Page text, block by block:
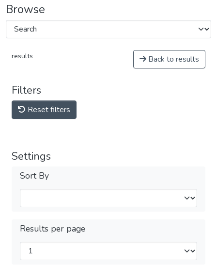
Browse
results Back to results
Filters
Reset filters
Settings
Sort By
Results per page